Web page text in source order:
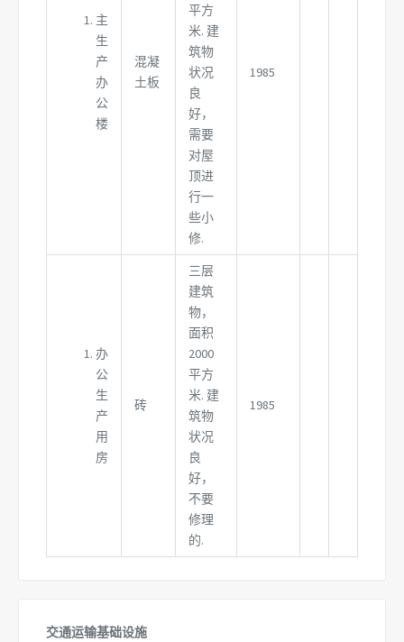
主
生
产
办
公
楼
混凝
土板
平方
米. 建
筑物
状况
良
好，
需要
对屋
顶进
行一
些小
修.
1985
办
公
生
产
用
房
砖
三层
建筑
物，
面积
2000
平方
米. 建
筑物
状况
良
好，
不要
修理
的.
1985
交通运输基础设施